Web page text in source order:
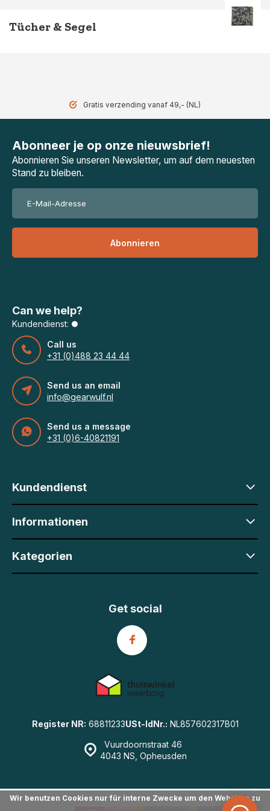
Tücher & Segel
Gratis verzending vanaf 49,- (NL)
Abonneer je op onze nieuwsbrief!
Abonnieren Sie unseren Newsletter, um auf dem neuesten
Stand zu bleiben.
Abonnieren
Can we help?
Kundendienst:
Call us
+31 (0)488 23 44 44
Send us an email
info@gearwulf.nl
Send us a message
+31 (0)6-40821191
Kundendienst
Informationen
Kategorien
Vuurdoornstraat 46
4043 NS, Opheusden
Register NR: 68811233USt-IdNr.: NL857602317B01
Get social
Wir benutzen Cookies nur für interne Zwecke um den Webshop zu